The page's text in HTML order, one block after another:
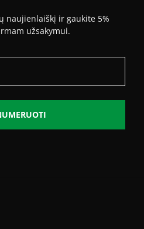
naujienlaiškį ir gaukite 5%
užsakymui.